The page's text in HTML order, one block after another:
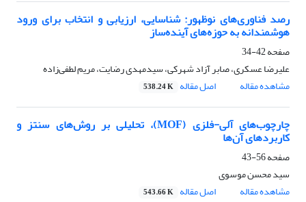
رصد فناوری‌های نوظهور: شناسایی، ارزیابی و انتخاب برای ورود
هوشمندانه به حوزه‌های آینده‌ساز
صفحه42-34
علیرضا عسکری، صابر آزاد شهرکی، سیدمهدی رضایت، مریم لطفی‌زاده
مشاهده مقاله
اصل مقاله 538.24 K
چارچوب‌های آلی-فلزی (MOF)، تحلیلی بر روش‌های سنتز و
کاربردهای آن‌ها
صفحه56-43
سید محسن موسوی
مشاهده مقاله
اصل مقاله 543.66 K